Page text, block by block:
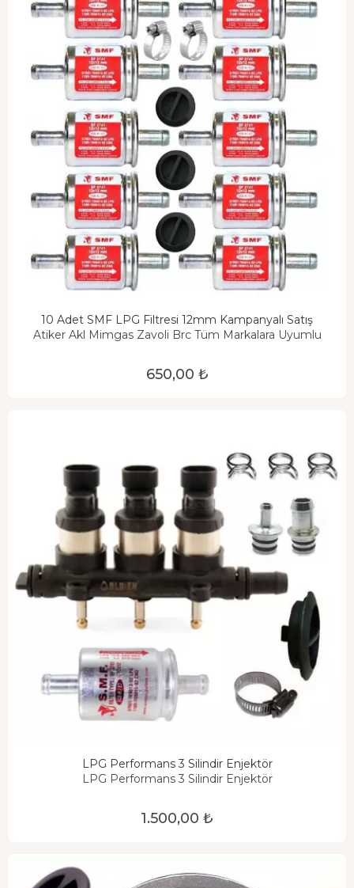
10 Adet SMF LPG Filtresi 12mm Kampanyalı Satış
Atiker Akl Mimgas Zavoli Brc Tüm Markalara Uyumlu
650,00 ₺
LPG Performans 3 Silindir Enjektör
LPG Performans 3 Silindir Enjektör
1.500,00 ₺